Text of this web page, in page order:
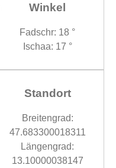
Winkel
Fadschr: 18 °
Ischaa: 17 °
Standort
Breitengrad:
47.683300018311
Längengrad:
13.10000038147